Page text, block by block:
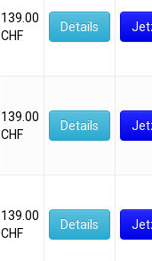
139.00
CHF
Details
139.00
CHF
Details
139.00
CHF
Details